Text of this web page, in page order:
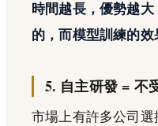
時間越長，優勢越
的，而模型訓練的效
5. 自主研發 = 不
市場上有許多公司